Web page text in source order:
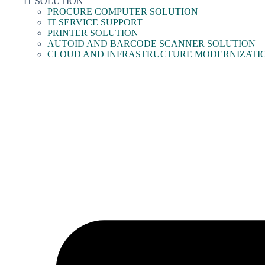
PROCURE COMPUTER SOLUTION
IT SERVICE SUPPORT
PRINTER SOLUTION
AUTOID AND BARCODE SCANNER SOLUTION
CLOUD AND INFRASTRUCTURE